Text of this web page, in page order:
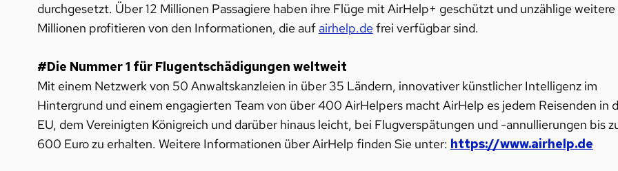
durchgesetzt. Über 12 Millionen Passagiere haben ihre Flüge mit AirHelp+ geschützt und unzählige weitere
Millionen profitieren von den Informationen, die auf airhelp.defrei verfügbar sind.
#Die Nummer 1 für Flugentschädigungen weltweit
Mit einem Netzwerk von 50 Anwaltskanzleien in über 35 Ländern, innovativer künstlicher Intelligenz im
Hintergrund und einem engagierten Team von über 400 AirHelpers macht AirHelp es jedem Reisenden in
EU, dem Vereinigten Königreich und darüber hinaus leicht, bei Flugverspätungen und -annullierungen bis
600 Euro zu erhalten. Weitere Informationen über AirHelp finden Sie unter: https://www.airhelp.de